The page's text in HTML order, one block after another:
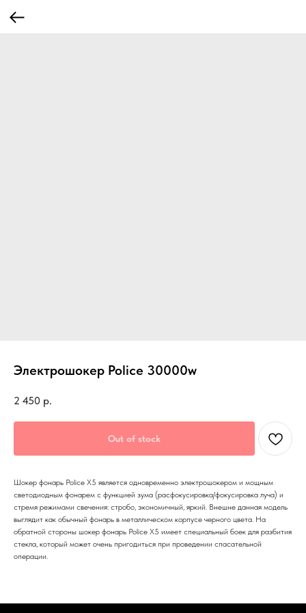
Электрошокер Police 30000w
2 450 р.
Out of stock
Шокер фонарь Police X5 является одновременно электрошокером и мощным
светодиодным фонарем с функцией зума (расфокусировка/фокусировка луча) и
стремя режимами свечения: стробо, экономичный, яркий. Внешне данная модель
выглядит как обычный фонарь в металлическом корпусе черного цвета. На
обратной стороны шокер фонарь Police X5 имеет специальный боек для разбития
стекла, который может очень пригодиться при проведении спасательной
операции.